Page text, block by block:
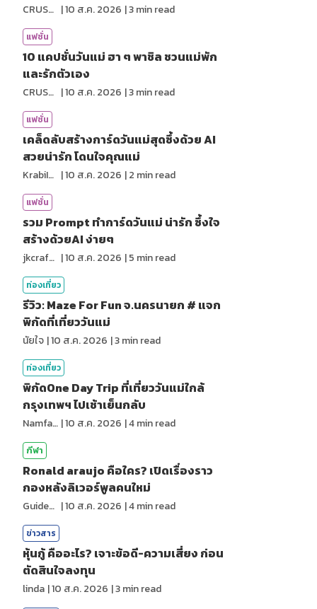
CRUSHที่แปลว่าแอบชอบ |10 ส.ค. 2026 |3min read
แฟชั่น
10 แคปชั่นวันแม่ ฮา ๆ พาชิล ชวนแม่พัก
และรักตัวเอง
CRUSHที่แปลว่าแอบชอบ |10 ส.ค. 2026 |3min read
แฟชั่น
เคล็ดลับสร้างการ์ดวันแม่สุดซึ้งด้วย AI
สวยน่ารัก โดนใจคุณแม่
KrabiInsight |10 ส.ค. 2026 |2 min read
แฟชั่น
รวม Prompt ทำการ์ดวันแม่ น่ารัก ซึ้งใจ
สร้างด้วยAI ง่ายๆ
jkcraf98 |10 ส.ค. 2026 |5 min read
ท่องเที่ยว
รีวิว: Maze For Fun จ.นครนายก # แจก
พิกัดที่เที่ยววันแม่
นัยใจ |10 ส.ค. 2026 |3min read
ท่องเที่ยว
พิกัดOne Day Trip ที่เที่ยววันแม่ใกล้
กรุงเทพฯ ไปเช้าเย็นกลับ
NamfahPhupha |10 ส.ค. 2026 |4min read
กีฬา
Ronald araujo คือใคร? เปิดเรื่องราว
กองหลังลิเวอร์พูลคนใหม่
GuideKop |10 ส.ค. 2026 |4min read
ข่าวสาร
หุ้นกู้ คืออะไร? เจาะข้อดี-ความเสี่ยง ก่อน
ตัดสินใจลงทุน
linda |10 ส.ค. 2026 |3min read